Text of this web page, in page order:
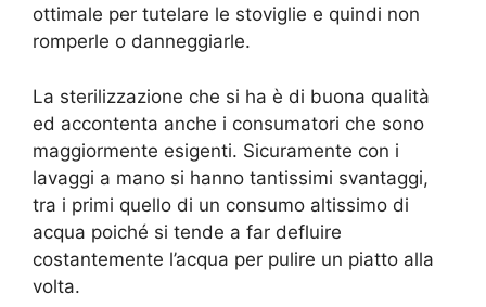
ottimale per tutelare le stoviglie e quindi non
romperle o danneggiarle.
La sterilizzazione che si ha è di buona qualità
ed accontenta anche i consumatori che sono
maggiormente esigenti. Sicuramente con i
lavaggi a mano si hanno tantissimi svantaggi,
tra i primi quello di un consumo altissimo di
acqua poiché si tende a far defluire
costantemente l’acqua per pulire un piatto alla
volta.